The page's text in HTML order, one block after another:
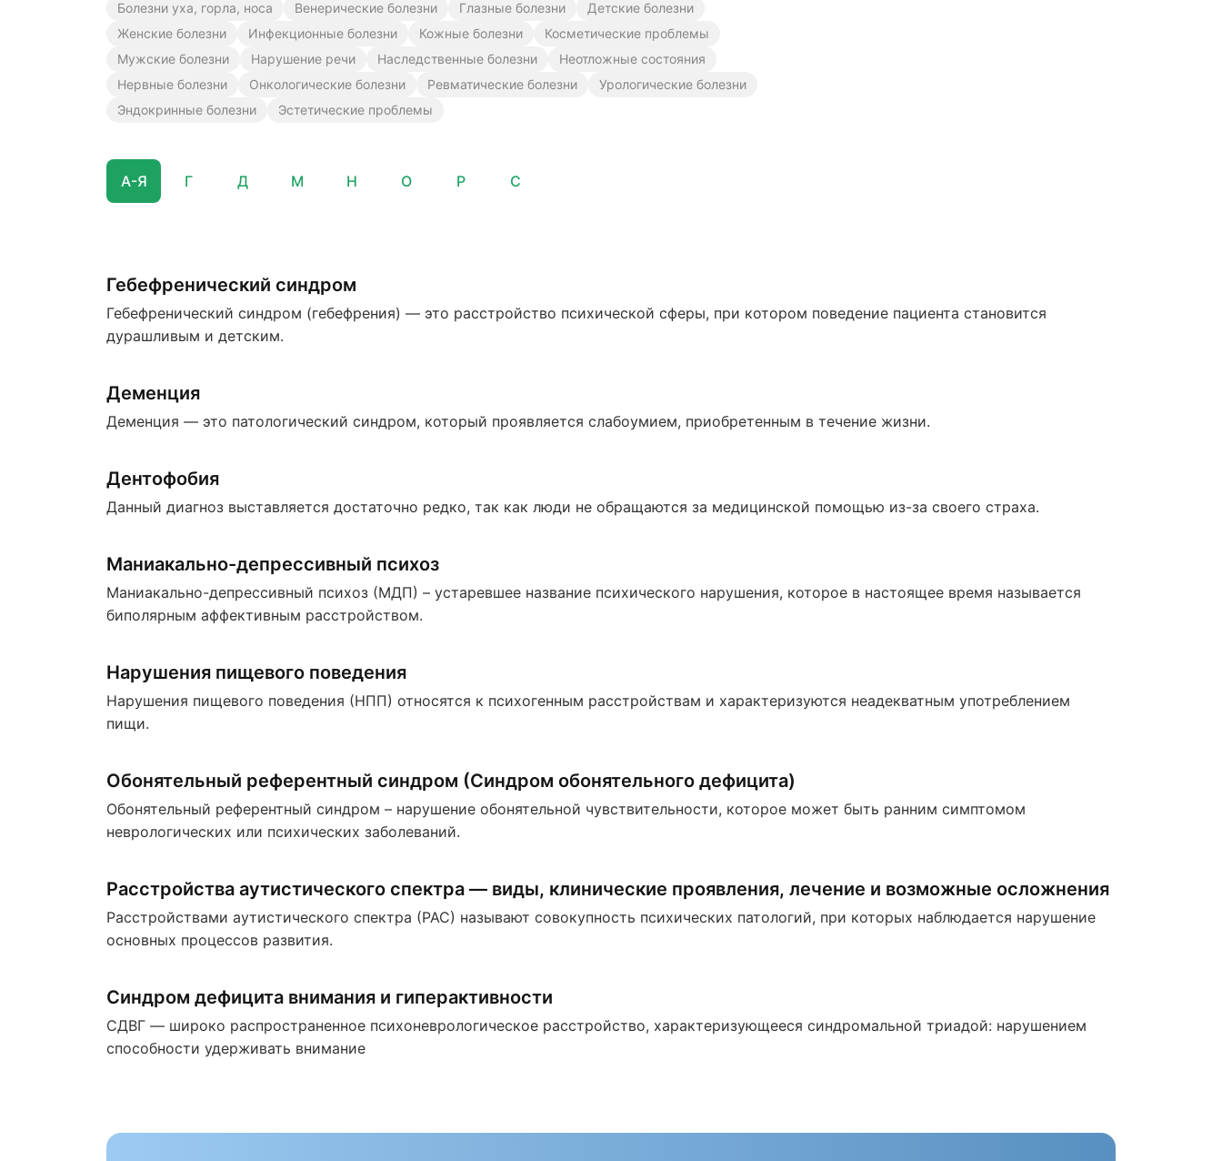
Болезни уха, горла, носа
Венерические болезни Глазные болезни
Детские болезни
Женские болезни
Инфекционные болезни Кожные болезни
Косметические проблемы
Мужские болезни
Нарушение речи Наследственные болезни
Неотложные состояния
Нервные болезни
Онкологические болезни Ревматические болезни
Урологические болезни
Эндокринные болезни
Эстетические проблемы
А-Я Г Д М Н О Р С
Гебефренический синдром
Гебефренический синдром (гебефрения) — это расстройство психической сферы, при котором поведение пациента становится
дурашливым и детским.
Деменция
Деменция — это патологический синдром, который проявляется слабоумием, приобретенным в течение жизни.
Дентофобия
Данный диагноз выставляется достаточно редко, так как люди не обращаются за медицинской помощью из-за своего страха.
Маниакально-депрессивный психоз
Маниакально-депрессивный психоз (МДП) – устаревшее название психического нарушения, которое в настоящее время называется
биполярным аффективным расстройством.
Нарушения пищевого поведения
Нарушения пищевого поведения (НПП) относятся к психогенным расстройствам и характеризуются неадекватным употреблением
пищи.
Обонятельный референтный синдром (Синдром обонятельного дефицита)
Обонятельный референтный синдром – нарушение обонятельной чувствительности, которое может быть ранним симптомом
неврологических или психических заболеваний.
Расстройства аутистического спектра — виды, клинические проявления, лечение и возможные осложнения
Расстройствами аутистического спектра (РАС) называют совокупность психических патологий, при которых наблюдается нарушение
основных процессов развития.
Синдром дефицита внимания и гиперактивности
СДВГ — широко распространенное психоневрологическое расстройство, характеризующееся синдромальной триадой: нарушением
способности удерживать внимание